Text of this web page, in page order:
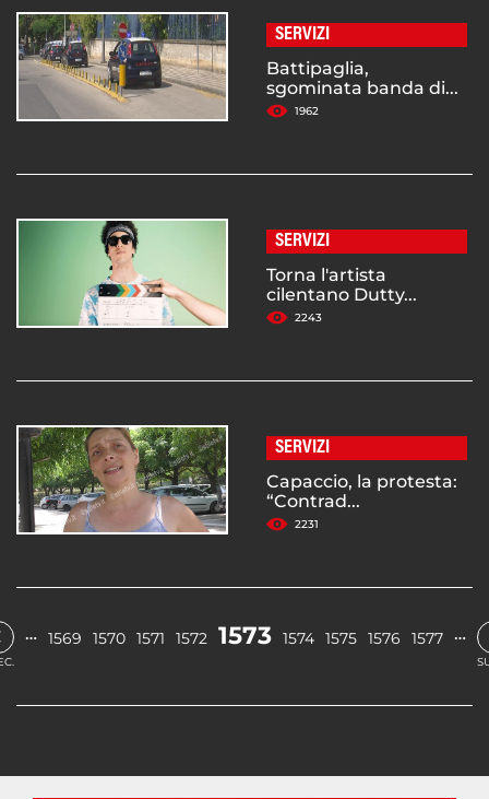
SERVIZI
Battipaglia,
sgominata banda di...
1962
SERVIZI
Torna l'artista
cilentano Dutty...
2243
SERVIZI
Capaccio, la protesta:
“Contrad...
2231
… 1569 1570 1571 1572 1573 1574 1575 1576 1577 …